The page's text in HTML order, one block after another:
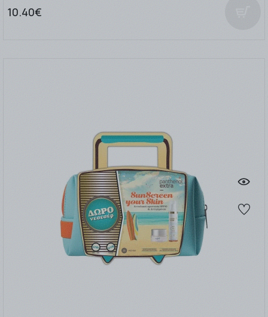
10.40€